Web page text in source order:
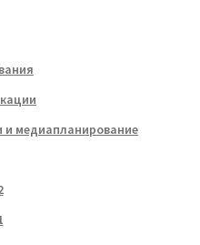
и медиапланирование